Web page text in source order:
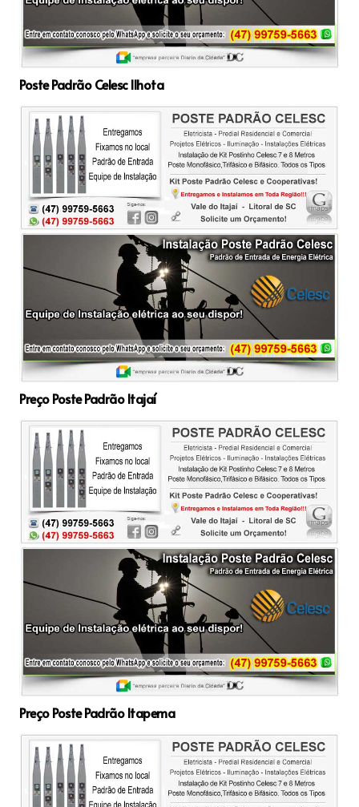
Poste Padrão Celesc Ilhota
Preço Poste Padrão Itajaí
Preço Poste Padrão Itapema